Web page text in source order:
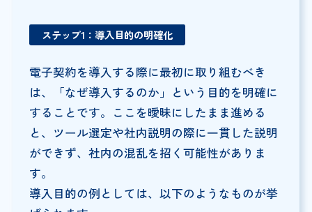
ステップ1：導入目的の明確化
電子契約を導入する際に最初に取り組むべき
は、「なぜ導入するのか」という目的を明確に
することです。ここを曖昧にしたまま進める
と、ツール選定や社内説明の際に一貫した説明
ができず、社内の混乱を招く可能性がありま
す。
導入目的の例としては、以下のようなものが挙